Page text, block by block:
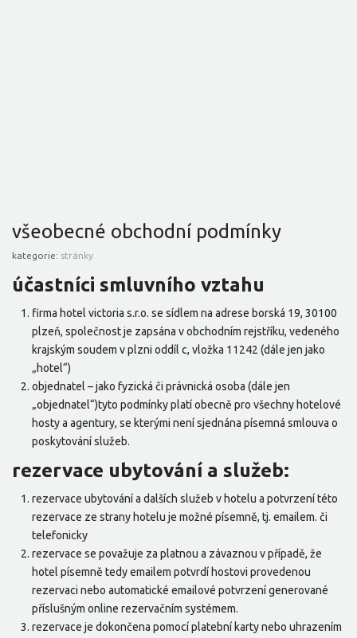
všeobecné obchodní podmínky
kategorie: stránky
účastníci smluvního vztahu
firma hotel victoria s.r.o. se sídlem na adrese borská 19, 30100
plzeň, společnost je zapsána v obchodním rejstříku, vedeného
krajským soudem v plzni oddíl c, vložka 11242 (dále jen jako
„hotel“)
objednatel – jako fyzická či právnická osoba (dále jen
„objednatel“)tyto podmínky platí obecně pro všechny hotelové
hosty a agentury, se kterými není sjednána písemná smlouva o
poskytování služeb.
rezervace ubytování a služeb:
rezervace ubytování a dalších služeb v hotelu a potvrzení této
rezervace ze strany hotelu je možné písemně, tj. emailem. či
telefonicky
rezervace se považuje za platnou a závaznou v případě, že
hotel písemně tedy emailem potvrdí hostovi provedenou
rezervaci nebo automatické emailové potvrzení generované
příslušným online rezervačním systémem.
rezervace je dokončena pomocí platební karty nebo uhrazením